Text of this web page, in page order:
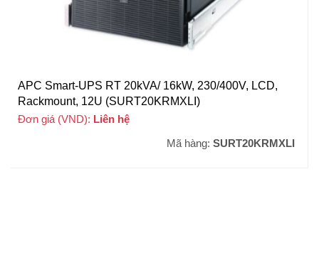
APC Smart-UPS RT 20kVA/ 16kW, 230/400V, LCD,
Rackmount, 12U (SURT20KRMXLI)
Đơn giá (VND): Liên hệ
Mã hàng: SURT20KRMXLI